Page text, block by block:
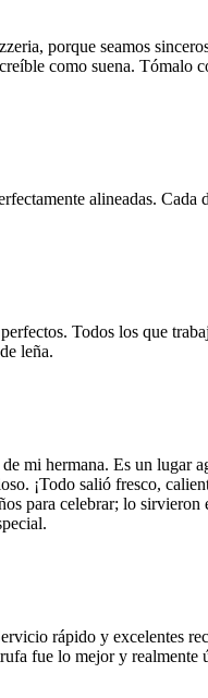
porque seamos
como suena.
alineadas.
Todos los que
leña.
mi hermana. Es un
¡Todo salió fresco,
para celebrar; lo
rápido y excelentes
fue lo mejor y